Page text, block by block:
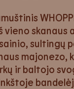
vieno skanaus
sultingų
majonezo,
ir baltojo